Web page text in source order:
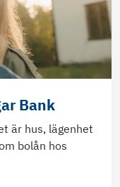
Bank
är hus, lägenhet
bolån hos